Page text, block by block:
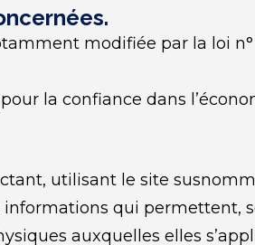
modifiée par la loi
la confiance dans
utilisant le site
informations qui permettent,
auxquelles elles